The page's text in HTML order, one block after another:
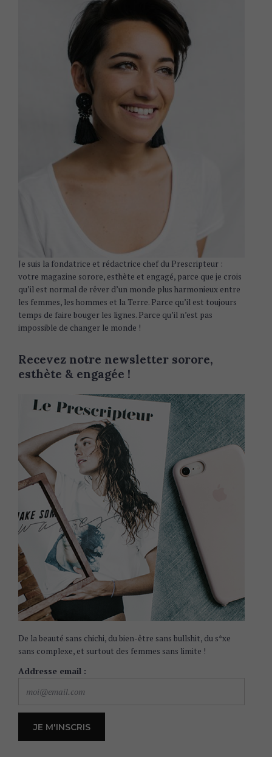
Je suis la fondatrice et rédactrice chef du Prescripteur :
votre magazine sorore, esthète et engagé, parce que je crois
qu’il est normal de rêver d’un monde plus harmonieux entre
les femmes, les hommes et la Terre. Parce qu’il est toujours
temps de faire bouger les lignes. Parce qu’il n’est pas
impossible de changer le monde !
Recevez notre newsletter sorore,
esthète & engagée !
De la beauté sans chichi, du bien-être sans bullshit, du s*xe
sans complexe, et surtout des femmes sans limite !
Addresse email :